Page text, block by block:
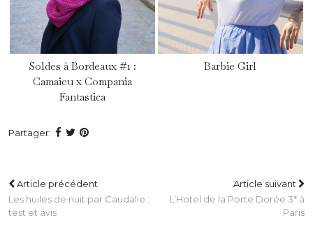
Soldes à Bordeaux #1 :
Camaieu x Compania
Fantastica
Barbie Girl
Partager:
Article précédent
Les huiles de nuit par Caudalie :
test et avis
Article suivant
L’Hotel de la Porte Dorée 3* à
Paris